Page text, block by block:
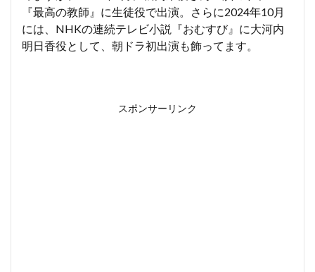
『最高の教師』に生徒役で出演。さらに2024年10月
には、NHKの連続テレビ小説『おむすび』に大河内
明日香役として、朝ドラ初出演も飾ってます。
スポンサーリンク